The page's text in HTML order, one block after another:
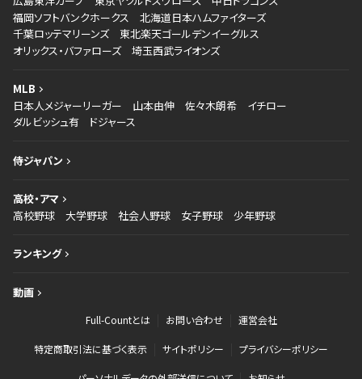
福岡ソフトバンクホークス
北海道日本ハムファイターズ
千葉ロッテマリーンズ
東北楽天ゴールデンイーグルス
オリックス・バファローズ
埼玉西武ライオンズ
MLB
日本人メジャーリーガー
山本由伸 佐々木朗希
イチロー
ダルビッシュ有
ドジャース
侍ジャパン
高校・アマ
高校野球
大学野球 社会人野球 女子野球 少年野球
ランキング
動画
Full-Countとは お問い合わせ 運営会社
特定商取引法に基づく表示 サイトポリシー プライバシーポリシー